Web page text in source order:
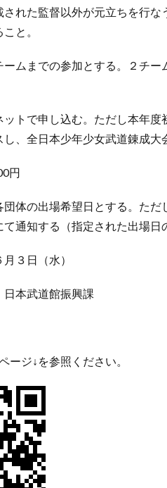
れた監督以外が元立ちを行
と。
ムまでの参加とする。２チー
トで申し込む。ただし本年度
、全日本少年少女武道錬成大
円
体の出場希望日とする。ただ
通知する（指定された出場日
３日（水）
本武道館振興課
ジ↓を参照ください。